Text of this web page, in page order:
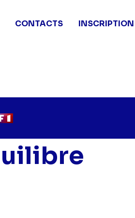
CONTACTS
11:45 - Petits plats en équilibre
05-16 11:45 - Petits plats en